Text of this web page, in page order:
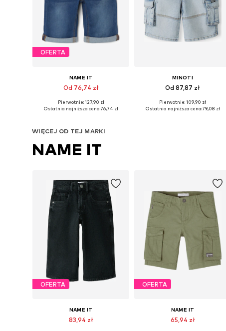
OFERTA
NAME IT
Od 76,74 zł
Dostępne w różnych rozmiarach
Pierwotnie: 127,90 zł
Ostatnia najniższa cena:76,74 zł
MINOTI
Od 87,87 zł
Dostępne w różnych rozmiarach
Pierwotnie: 109,90 zł
Ostatnia najniższa cena:79,08 zł
WIĘCEJ OD TEJ MARKI
NAME IT
OFERTA
NAME IT
83,94 zł
OFERTA
NAME IT
65,94 zł